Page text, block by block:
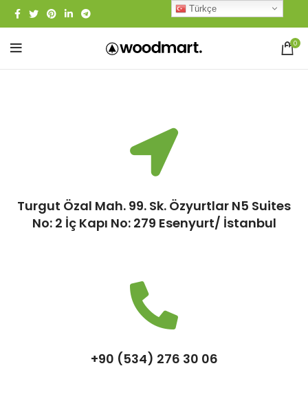
0
Turgut Özal Mah. 99. Sk. Özyurtlar N5 Suites
No: 2 İç Kapı No: 279 Esenyurt/ İstanbul
+90 (534) 276 30 06
Türkçe